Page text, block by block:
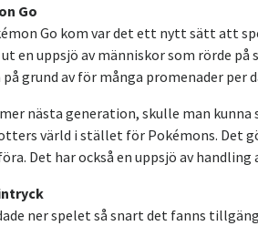
Go
Go kom var det ett nytt sätt att
en uppsjö av människor som rörde
grund av för många promenader per
nästa generation, skulle man kunna
värld i stället för Pokémons. Det
Det har också en uppsjö av
ner spelet så snart det fanns